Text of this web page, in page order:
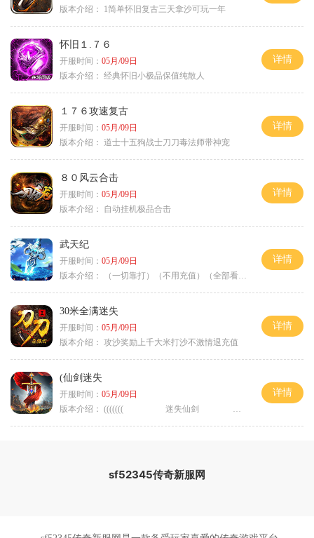
版本介绍：
1简单怀旧复古三天拿沙可玩一年
怀旧１.７６
开服时间： 05月/09日
版本介绍： 经典怀旧小极品保值纯散人
详情
１７６攻速复古
开服时间： 05月/09日
版本介绍： 道士十五狗战士刀刀毒法师带神宠
详情
８０风云合击
开服时间： 05月/09日
版本介绍：
自动挂机极品合击
详情
武天纪
开服时间： 05月/09日
版本介绍：
（一切靠打）（不用充值）（全部看脸）
详情
30米全满迷失
开服时间： 05月/09日
版本介绍： 攻沙奖励上千大米打沙不激情退充值
详情
(仙剑迷失
开服时间： 05月/09日
版本介绍： ((((((( 迷失仙剑 )))))
详情
sf52345传奇新服网